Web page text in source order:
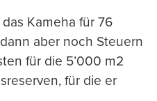
Kameha für 76
aber noch Steuern
für die 5’000 m2
für die er